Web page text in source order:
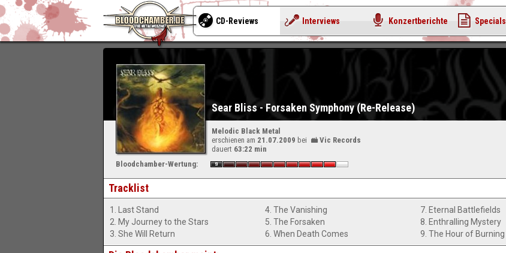
Sear Bliss - Forsaken Symphony (Re-Release)
Melodic Black Metal
erschienen am 21.07.2009 bei
Vic Records
dauert 63:22 min
Bloodchamber-Wertung:
Tracklist
1. Last Stand
2. My Journey to the Stars
3. She Will Return
4. The Vanishing
5. The Forsaken
6. When Death Comes
7. Eternal Battlefields
8. Enthralling Mystery
9. The Hour of Burning
CD-Reviews Interviews Konzertberichte Specials